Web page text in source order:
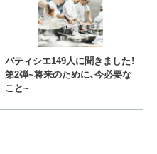
パティシエ149人に聞きました！
第2弾~将来のために、今必要な
こと~